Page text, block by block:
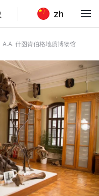
zh
A.A. 什图肯伯格地质博物馆